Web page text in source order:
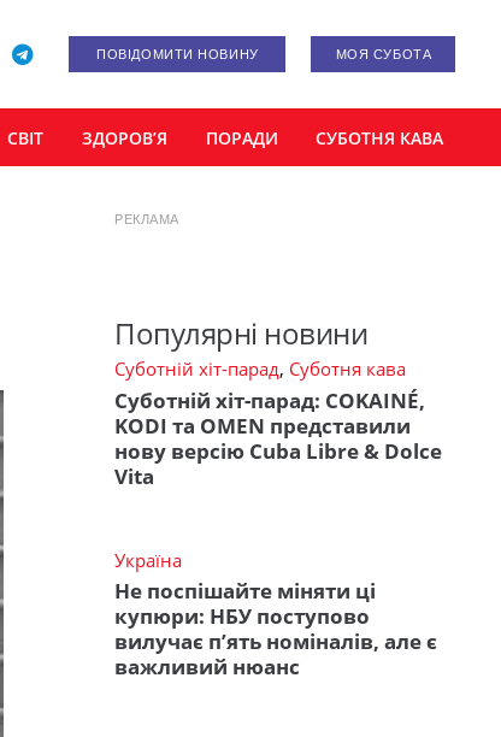
ПОВІДОМИТИ НОВИНУ МОЯ СУБОТА
СВІТ ЗДОРОВ’Я ПОРАДИ СУБОТНЯ КАВА
РЕКЛАМА
Популярні новини
Суботній хіт-парад, Суботня кава
Суботній хіт-парад: COKAINÉ,
KODI та OMEN представили
нову версію Cuba Libre & Dolce
Vita
Україна
Не поспішайте міняти ці
купюри: НБУ поступово
вилучає п’ять номіналів, але є
важливий нюанс